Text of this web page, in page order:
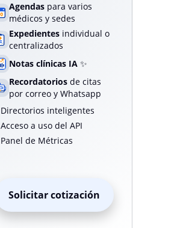
Agendas para varios
médicos y sedes
Expedientes individual o
centralizados
Notas clínicas IA ✨
Recordatorios de citas
por correo y Whatsapp
Directorios inteligentes
Acceso a uso del API
Panel de Métricas
Solicitar cotización